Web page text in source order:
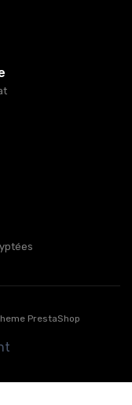
PrestaShop